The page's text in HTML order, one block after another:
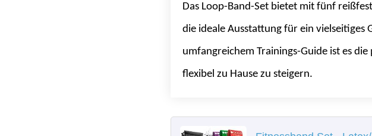
Das Loop-Band-Set bietet mit fünf
die ideale Ausstattung für ein vielseitiges
umfangreichem Trainings-Guide ist es
flexibel zu Hause zu steigern.